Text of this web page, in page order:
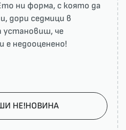
ни форма, с която да
дори седмици в
установиш, че
недооценено!
НЕ!НОВИНА